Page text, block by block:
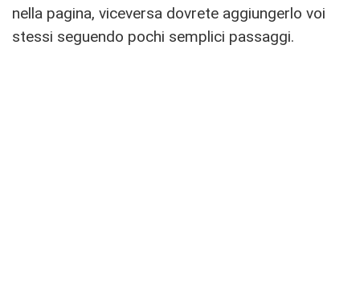
nella pagina, viceversa dovrete aggiungerlo voi
stessi seguendo pochi semplici passaggi.